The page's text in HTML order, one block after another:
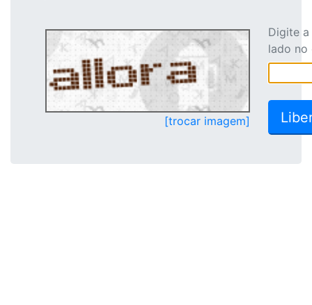
[trocar imagem]
Digite
lado no